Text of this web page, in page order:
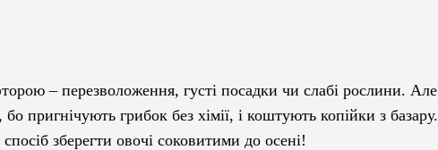
– перезволоження, густі посадки чи слабі рослини.
пригнічують грибок без хімії, і коштують копійки з
зберегти овочі соковитими до осені!